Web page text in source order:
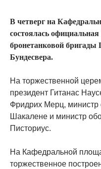
В четверг на
состоялась
бронетанковой бригады
Бундесвера.
На торжественной
президент Гитанас
Фридрих Мерц,
Шакалене и министр
Писториус.
На Кафедральной
торжественное